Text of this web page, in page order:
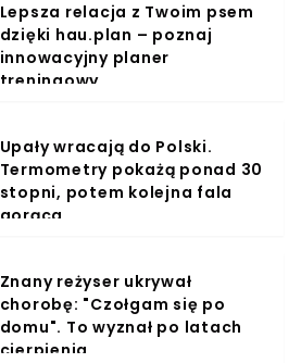
Lepsza relacja z Twoim psem
dzięki hau.plan – poznaj
innowacyjny planer
treningowy
Upały wracają do Polski.
Termometry pokażą ponad 30
stopni, potem kolejna fala
gorąca
Znany reżyser ukrywał
chorobę: "Czołgam się po
domu". To wyznał po latach
cierpienia